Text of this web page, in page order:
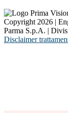
Copyright 2026 |
Parma S.p.A. |
Disclaimer